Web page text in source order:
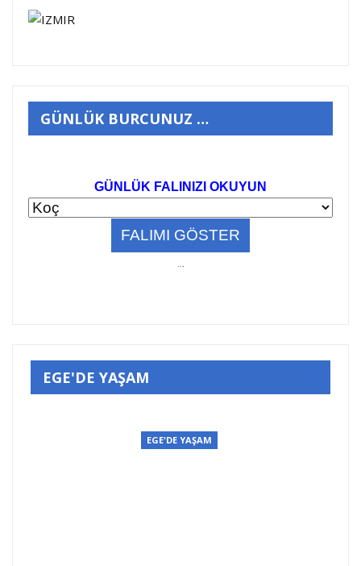
GÜNLÜK BURCUNUZ …
GÜNLÜK FALINIZI OKUYUN
...
EGE'DE YAŞAM
EGE'DE YAŞAM